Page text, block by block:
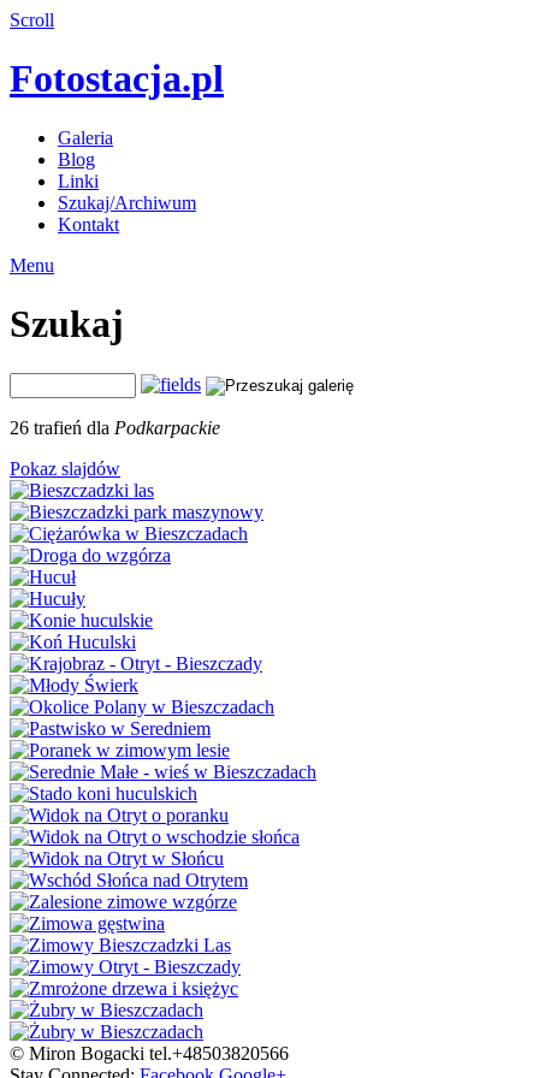
Scroll
Fotostacja.pl
Galeria
Blog
Linki
Szukaj/Archiwum
Kontakt
Menu
Szukaj
26 trafień dla Podkarpackie
Pokaz slajdów
© Miron Bogacki tel.+48503820566